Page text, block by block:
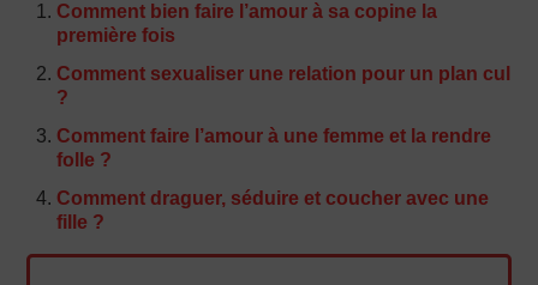
Comment bien faire l’amour à sa copine la
première fois
Comment sexualiser une relation pour un plan cul
?
Comment faire l’amour à une femme et la rendre
folle ?
Comment draguer, séduire et coucher avec une
fille ?